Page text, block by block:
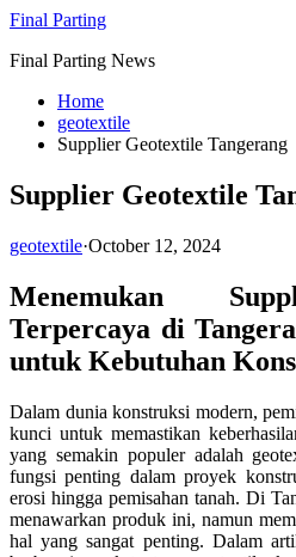
Skip
content
Final Parting
Final Parting News
Home
geotextile
Supplier Geotextile Tangerang
Supplier Geotextile
geotextile·October 12, 2024
Menemukan
Terpercaya di
untuk Kebutuhan
Dalam dunia konstruksi modern,
kunci untuk memastikan
yang semakin populer adalah
fungsi penting dalam proyek
erosi hingga pemisahan tanah. Di
menawarkan produk ini, namun
hal yang sangat penting. Dalam